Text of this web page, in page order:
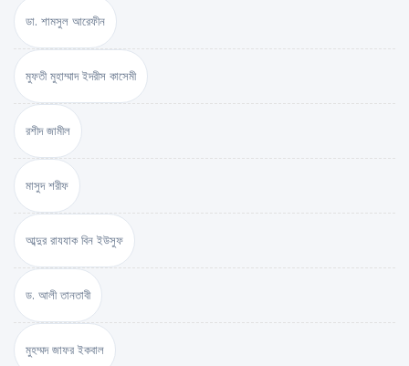
ডা. শামসুল আরেফীন
মুফতী মুহাম্মাদ ইদরীস কাসেমী
রশীদ জামীল
মাসুদ শরীফ
আব্দুর রাযযাক বিন ইউসুফ
ড. আলী তানতাবী
মুহম্মদ জাফর ইকবাল